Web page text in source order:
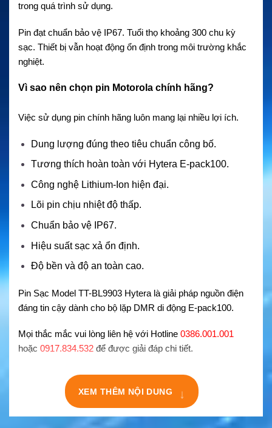
trong quá trình sử dụng.
Pin đạt chuẩn bảo vệ IP67. Tuổi thọ khoảng 300 chu kỳ
sạc. Thiết bị vẫn hoạt động ổn định trong môi trường khắc
nghiệt.
Vì sao nên chọn pin Motorola chính hãng?
Việc sử dụng pin chính hãng luôn mang lại nhiều lợi ích.
Dung lượng đúng theo tiêu chuẩn công bố.
Tương thích hoàn toàn với Hytera E-pack100.
Công nghệ Lithium-Ion hiện đại.
Lõi pin chịu nhiệt độ thấp.
Chuẩn bảo vệ IP67.
Hiệu suất sạc xả ổn định.
Độ bền và độ an toàn cao.
Pin Sạc Model TT-BL9903 Hytera là giải pháp nguồn điện
đáng tin cậy dành cho bộ lặp DMR di động E-pack100.
Mọi thắc mắc vui lòng liên hệ với Hotline 0386.001.001
hoặc 0917.834.532 để được giải đáp chi tiết.
XEM THÊM NỘI DUNG ↓